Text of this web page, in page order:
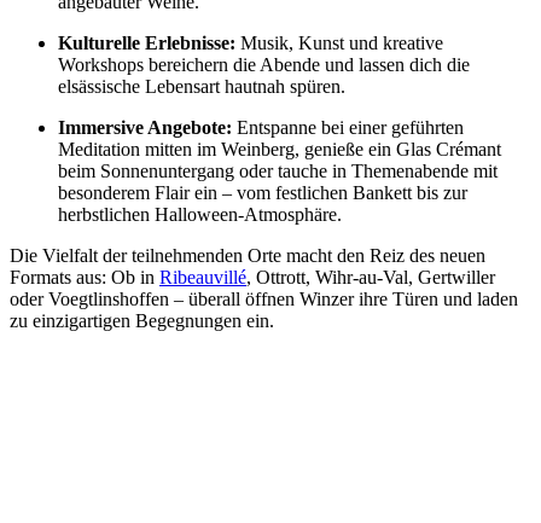
Kulturelle Erlebnisse: Musik, Kunst und kreative
Workshops bereichern die Abende und lassen dich die
elsässische Lebensart hautnah spüren.
Immersive Angebote: Entspanne bei einer geführten
Meditation mitten im Weinberg, genieße ein Glas Crémant
beim Sonnenuntergang oder tauche in Themenabende mit
besonderem Flair ein – vom festlichen Bankett bis zur
herbstlichen Halloween-Atmosphäre.
Die Vielfalt der teilnehmenden Orte macht den Reiz des neuen
Formats aus: Ob in Ribeauvillé, Ottrott, Wihr-au-Val, Gertwiller
oder Voegtlinshoffen – überall öffnen Winzer ihre Türen und laden
zu einzigartigen Begegnungen ein.